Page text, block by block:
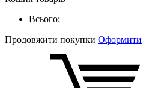
Всього:
Продовжити покупки Оформити